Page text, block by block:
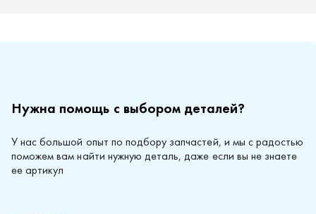
Нужна помощь с выбором деталей?
У нас большой опыт по подбору запчастей, и мы с радостью
поможем вам найти нужную деталь, даже если вы не знаете
ее артикул